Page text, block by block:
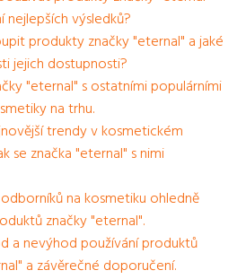
nejlepších výsledků?
produkty značky "eternal" a jaké
jejich dostupnosti?
"eternal" s ostatními populárními
na trhu.
trendy v kosmetickém
se značka "eternal" s nimi
na kosmetiku ohledně
značky "eternal".
a nevýhod používání produktů
a závěrečné doporučení.